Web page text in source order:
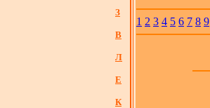
З
В
Л
Е
К
1 2 3 4 5 6 7 8 9